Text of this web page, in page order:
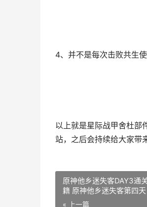
4、并不是每次击败共生
以上就是星际战甲舍杜部
站，之后会持续给大家带
原神他乡迷失客DAY3通
籍 原神他乡迷失客第四天
« 上一篇